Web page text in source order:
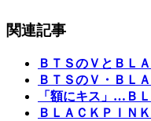
関連記事
ＢＴＳのＶとＢＬ
ＢＴＳのＶ・ＢＬ
「額にキス」…Ｂ
ＢＬＡＣＫＰＩＮ